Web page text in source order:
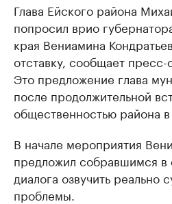
Глава Ейского района
попросил врио
края Вениамина
отставку, сообщает пресс-
Это предложение глава
после продолжительной
общественностью района
В начале мероприятия
предложил собравшимся
диалога озвучить реально
проблемы.